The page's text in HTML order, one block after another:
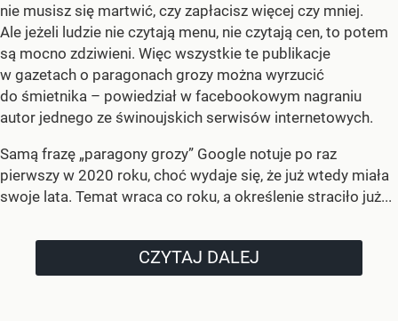
nie musisz się martwić, czy zapłacisz więcej czy mniej.
Ale jeżeli ludzie nie czytają menu, nie czytają cen, to potem
są mocno zdziwieni. Więc wszystkie te publikacje
w gazetach o paragonach grozy można wyrzucić
do śmietnika – powiedział w facebookowym nagraniu
autor jednego ze świnoujskich serwisów internetowych.
Samą frazę „paragony grozy” Google notuje po raz
pierwszy w 2020 roku, choć wydaje się, że już wtedy miała
swoje lata. Temat wraca co roku, a określenie straciło już...
CZYTAJ DALEJ